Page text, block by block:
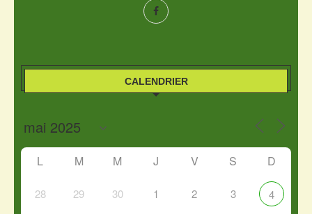
CALENDRIER
L M M J V S D
28 29 30 1 2 3 4